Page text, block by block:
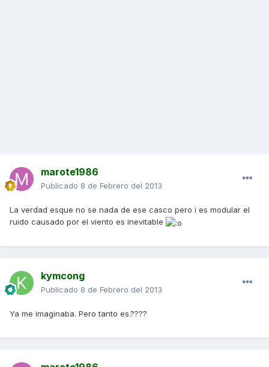
marote1986
Publicado 8 de Febrero del 2013
La verdad esque no se nada de ese casco pero i es modular el
ruido causado por el viento es inevitable
kymcong
Publicado 8 de Febrero del 2013
Ya me imaginaba. Pero tanto es.????